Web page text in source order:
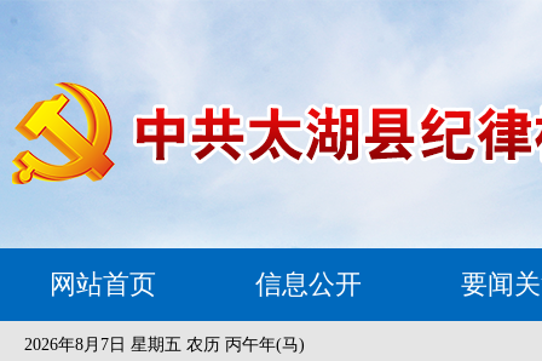
网站首页 信息公开 要闻
2026年8月7日 星期五 农历 丙午年(马)